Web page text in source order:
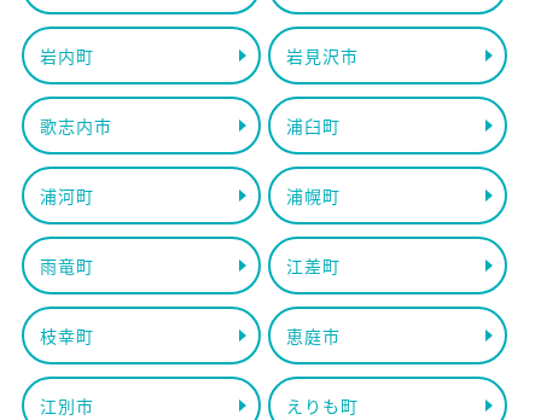
岩内町 岩見沢市
歌志内市 浦臼町
浦河町 浦幌町
雨竜町 江差町
枝幸町 恵庭市
江別市 えりも町